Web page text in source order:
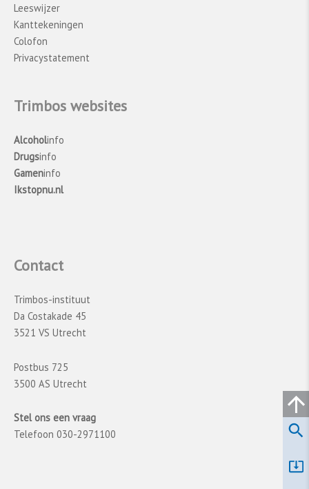
Leeswijzer
Kanttekeningen
Colofon
Privacystatement
Trimbos websites
Alcoholinfo
Drugsinfo
Gameninfo
Ikstopnu.nl
Contact
Trimbos-instituut
Da Costakade 45
3521 VS Utrecht
Postbus 725
3500 AS Utrecht
Stel ons een vraag
Telefoon 030-2971100